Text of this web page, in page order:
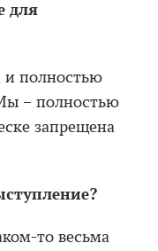
для
и полностью
– полностью
запрещена
то весьма